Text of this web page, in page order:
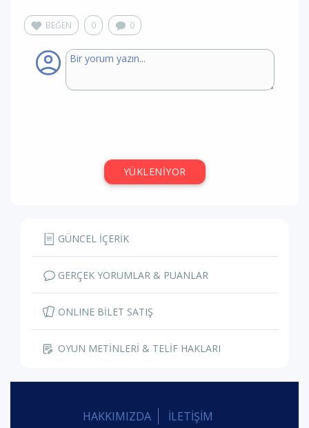
BEĞEN 0 0
YÜKLENİYOR
GÜNCEL İÇERİK
GERÇEK YORUMLAR & PUANLAR
ONLINE BİLET SATIŞ
OYUN METİNLERİ & TELİF HAKLARI
HAKKIMIZDA İLETİŞİM